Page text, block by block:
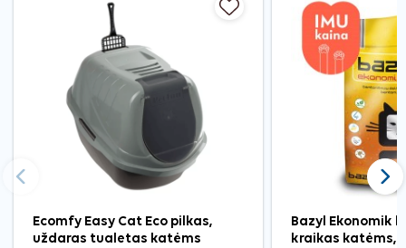
Ecomfy Easy Cat Eco pilkas,
uždaras tualetas katėms
Bazyl Ekonomik
kraikas katėms,
Ankstesnis